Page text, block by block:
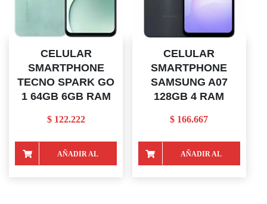
CELULAR
SMARTPHONE
TECNO SPARK GO
1 64GB 6GB RAM
$122.222
AÑADIR AL
CELULAR
SMARTPHONE
SAMSUNG A07
128GB 4 RAM
$ 166.667
AÑADIR AL